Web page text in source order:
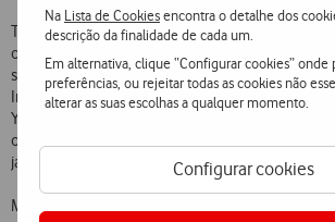
Na Lista de Cookiesencontra o detalhe dos
descrição da finalidade de cada um.
Em alternativa, clique “Configurar cookies” onde
preferências, ou rejeitar todas as cookies não
alterar as suas escolhas a qualquer momento.
Configurar cookies
Também através da App My Vodafone, os
os seus familiares e amigos, clientes móveis
seguintes serviços de comunicações: 5GB de
Internet; 500 minutos de chamadas de voz,
Yorn Shake It; entre outras ofertas. Estes
oferecidos até ao dia 20, para serem usufruidos
janeiro.
Mais informação disponível